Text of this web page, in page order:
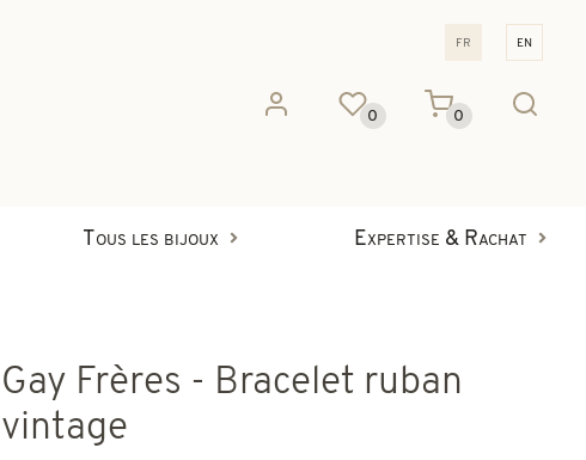
fr en
0 0
Tous les bijoux Expertise & Rachat
Gay Frères - Bracelet ruban
vintage